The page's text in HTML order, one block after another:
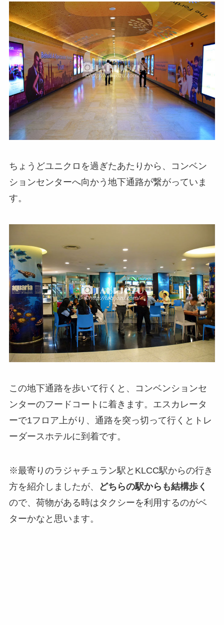
ちょうどユニクロを過ぎたあたりから、コンベン
ションセンターへ向かう地下通路が繋がっていま
す。
この地下通路を歩いて行くと、コンベンションセ
ンターのフードコートに着きます。エスカレータ
ーで1フロア上がり、通路を突っ切って行くとトレ
ーダースホテルに到着です。
※最寄りのラジャチュラン駅とKLCC駅からの行き
方を紹介しましたが、
どちらの駅からも結構歩く
ので、荷物がある時はタクシーを利用するのがベ
ターかなと思います。